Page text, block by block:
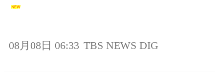
08月08日 06:33 TBS NEWS DIG